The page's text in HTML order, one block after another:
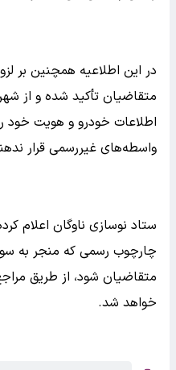
در این اطلاعیه همچنین بر
متقاضیان تأکید شده و از
اطلاعات خودرو و هویت خود
واسطه‌های غیررسمی قرار
ستاد نوسازی ناوگان اعلام
چارچوب رسمی که منجر به
متقاضیان شود، از طریق
خواهد شد.